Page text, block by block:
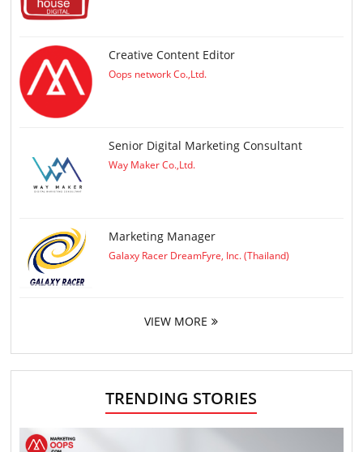
Creative Content Editor
Oops network Co.,Ltd.
Senior Digital Marketing Consultant
Way Maker Co.,Ltd.
Marketing Manager
Galaxy Racer DreamFyre, Inc. (Thailand)
VIEW MORE
TRENDING STORIES